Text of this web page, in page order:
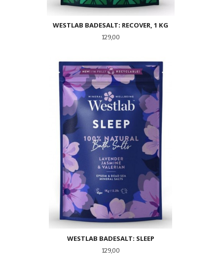
WESTLAB BADESALT: RECOVER, 1 KG
Pris
129,00
WESTLAB BADESALT: SLEEP
Pris
129,00